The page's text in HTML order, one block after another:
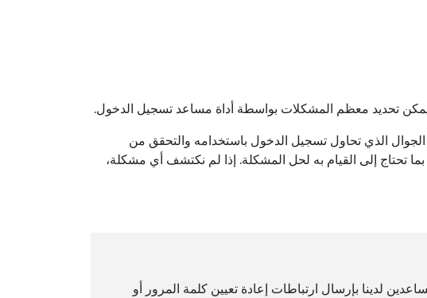
الجوال الذي تحاول تسجيل الدخول باستخدامه والتحقق من
تحتاج إلى القيام به لحل المشكلة. إذا لم نكتشف أي مشكلة،
لدينا بإرسال ارتباطات إعادة تعيين كلمة المرور أو